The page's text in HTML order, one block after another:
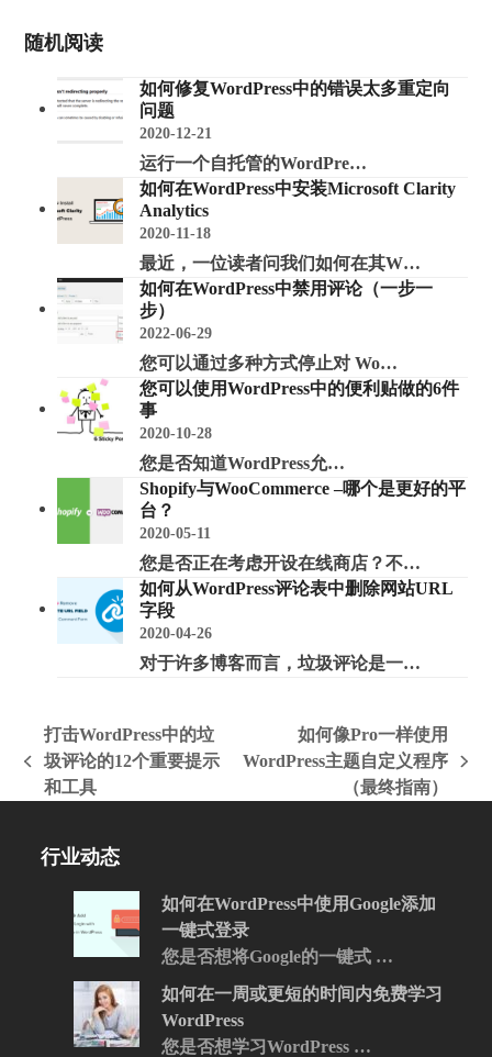
随机阅读
如何修复WordPress中的错误太多重定向
问题
2020-12-21
运行一个自托管的WordPre…
如何在WordPress中安装Microsoft Clarity
Analytics
2020-11-18
最近，一位读者问我们如何在其W…
如何在WordPress中禁用评论（一步一
步）
2022-06-29
您可以通过多种方式停止对 Wo…
您可以使用WordPress中的便利贴做的6件
事
2020-10-28
您是否知道WordPress允…
Shopify与WooCommerce –哪个是更好的平
台？
2020-05-11
您是否正在考虑开设在线商店？不…
如何从WordPress评论表中删除网站URL
字段
2020-04-26
对于许多博客而言，垃圾评论是一…
上
一
文
打击WordPress中的垃
圾评论的12个重要提示
和工具
下
一
如何像Pro一样使用
WordPress主题自定义程序
（最终指南）
行业动态
如何在WordPress中使用Google添加
一键式登录
您是否想将Google的一键式 …
如何在一周或更短的时间内免费学习
WordPress
您是否想学习WordPress …